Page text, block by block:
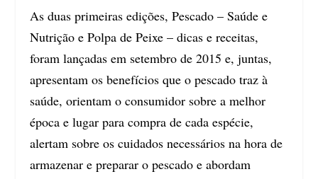
As duas primeiras edições, Pescado – Saúde e
Nutrição e Polpa de Peixe – dicas e receitas,
foram lançadas em setembro de 2015 e, juntas,
apresentam os benefícios que o pescado traz à
saúde, orientam o consumidor sobre a melhor
época e lugar para compra de cada espécie,
alertam sobre os cuidados necessários na hora de
armazenar e preparar o pescado e abordam